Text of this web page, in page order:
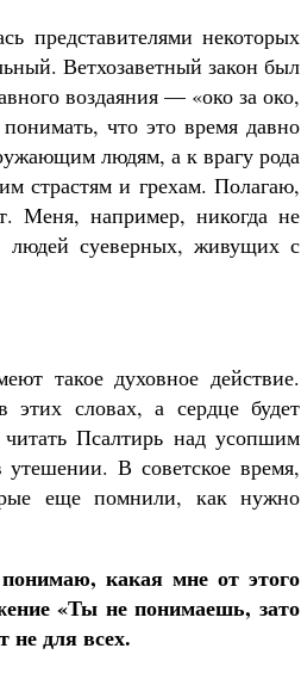
представителями некоторых
Ветхозаветный закон был
воздаяния — «око за око,
что это время давно
людям, а к врагу рода
страстям и грехам. Полагаю,
Меня, например, никогда не
суеверных, живущих с
такое духовное действие.
словах, а сердце будет
читать Псалтирь над усопшим
В советское время,
еще помнили, как нужно
какая мне от этого
«Ты не понимаешь, зато
не для всех.